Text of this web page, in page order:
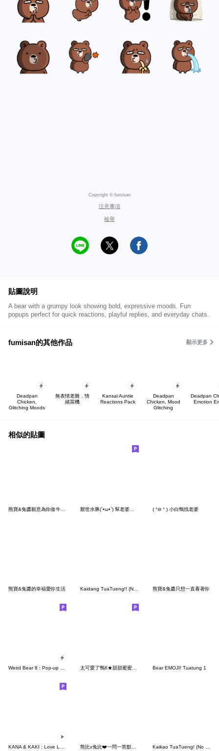
Copyright © fumisan
注意事項
檢舉
貼圖說明
A bear with a grumpy look showing bold, expressive moods. Fun
popups perfect for quick reactions, playful replies, and everyday chats.
fumisan的其他作品 顯示更多
Deadpan
Chicken,
Glitching Moods
無表情老雞，情
緒當機
Kansai Auntie
Reactions Pack
Deadpan
Chicken, Mood
Glitching
Deadpan
Emotion
相似的貼圖
熊寶&兔醬願意為你做牛做馬 厭世水豚(´•ω•`) 幫老婆抓抓 ( °⊖ ° ) 小白鴨找老婆
熊寶&兔醬的幸福愛你生活 熊寶&兔醬只想一直看著你
Bear EMOJI! Tuatung 1
KANA & KAKI : Love Love 8 熊比x兔比❤️一問一答默契好 (熊比版) Kaikao TuaTueng! (No Text)